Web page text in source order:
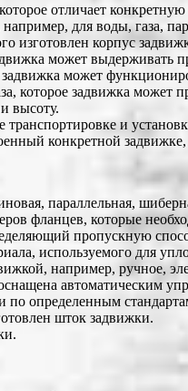
отличает
для воды, газа,
изготовлен корпус
может выдерживать
может
которое задвижка может
высоту.
и
конкретной задвижке,
параллельная,
фланцев, которые
пропускную
используемого для
например, ручное,
автоматическим
определенным
шток задвижки.